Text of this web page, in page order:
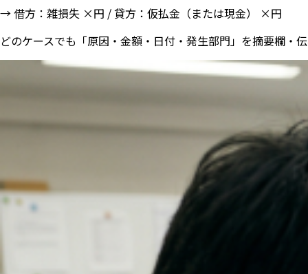
→ 借方：雑損失 ×円 / 貸方：仮払金（または現金） ×円
どのケースでも「原因・金額・日付・発生部門」を摘要欄・